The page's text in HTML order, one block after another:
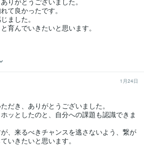
て良かったです。
ました。
育んでいきたいと思います。
1月24日
だき、ありがとうございました。
ッとしたのと、自分への課題も認識できま
、来るべきチャンスを逃さないよう、繋が
いきたいと思います。